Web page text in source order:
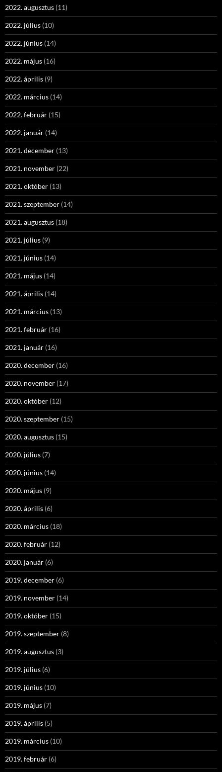
2022. augusztus (11)
2022. július (10)
2022. június (14)
2022. május (16)
2022. április (9)
2022. március (14)
2022. február (15)
2022. január (14)
2021. december (13)
2021. november (22)
2021. október (13)
2021. szeptember (14)
2021. augusztus (18)
2021. július (9)
2021. június (14)
2021. május (14)
2021. április (14)
2021. március (13)
2021. február (16)
2021. január (16)
2020. december (16)
2020. november (17)
2020. október (12)
2020. szeptember (15)
2020. augusztus (15)
2020. július (7)
2020. június (14)
2020. május (9)
2020. április (6)
2020. március (18)
2020. február (12)
2020. január (6)
2019. december (6)
2019. november (14)
2019. október (15)
2019. szeptember (8)
2019. augusztus (3)
2019. július (6)
2019. június (10)
2019. május (7)
2019. április (5)
2019. március (10)
2019. február (6)